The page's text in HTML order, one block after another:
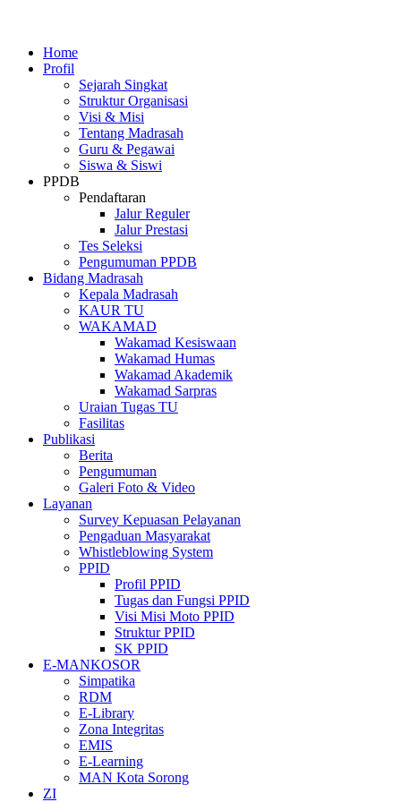
Home
Profil
Sejarah Singkat
Struktur Organisasi
Visi & Misi
Tentang Madrasah
Guru & Pegawai
Siswa & Siswi
PPDB
Pendaftaran
Jalur Reguler
Jalur Prestasi
Tes Seleksi
Pengumuman PPDB
Bidang Madrasah
Kepala Madrasah
KAUR TU
WAKAMAD
Wakamad Kesiswaan
Wakamad Humas
Wakamad Akademik
Wakamad Sarpras
Uraian Tugas TU
Fasilitas
Publikasi
Berita
Pengumuman
Galeri Foto & Video
Layanan
Survey Kepuasan Pelayanan
Pengaduan Masyarakat
Whistleblowing System
PPID
Profil PPID
Tugas dan Fungsi PPID
Visi Misi Moto PPID
Struktur PPID
SK PPID
E-MANKOSOR
Simpatika
RDM
E-Library
Zona Integritas
EMIS
E-Learning
MAN Kota Sorong
ZI